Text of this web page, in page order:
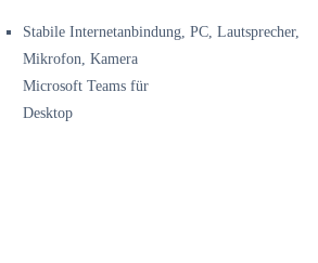
Stabile Internetanbindung, PC, Lautsprecher,
Mikrofon, Kamera
Microsoft Teams für
Desktop